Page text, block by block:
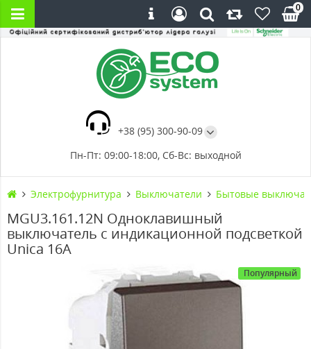
+38 (95) 300-90-09
Пн-Пт: 09:00-18:00, Сб-Вс: выходной
0
Электрофурнитура Выключатели Бытовые
MGU3.161.12N Одноклавишный
выключатель с индикационной подсветкой
Unica 16А
Популярный